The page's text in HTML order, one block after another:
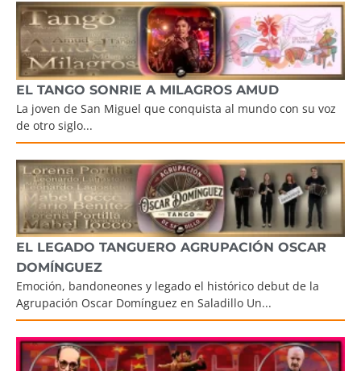
EL TANGO SONRIE A MILAGROS AMUD
La joven de San Miguel que conquista al mundo con su voz
de otro siglo...
EL LEGADO TANGUERO AGRUPACIÓN OSCAR
DOMÍNGUEZ
Emoción, bandoneones y legado el histórico debut de la
Agrupación Oscar Domínguez en Saladillo Un...